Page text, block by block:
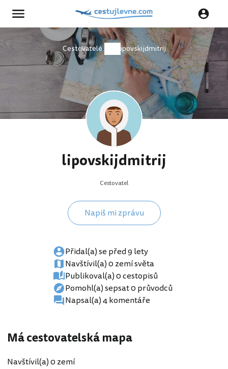
Cestovatelé lipovskijdmitrij
lipovskijdmitrij
Cestovatel
Napiš mi zprávu
Přidal(a) se před 9 lety
Navštívil(a) 0 zemí světa
Publikoval(a) 0 cestopisů
Pomohl(a) sepsat 0 průvodců
Napsal(a) 4 komentáře
Má cestovatelská mapa
Navštívil(a) 0 zemí